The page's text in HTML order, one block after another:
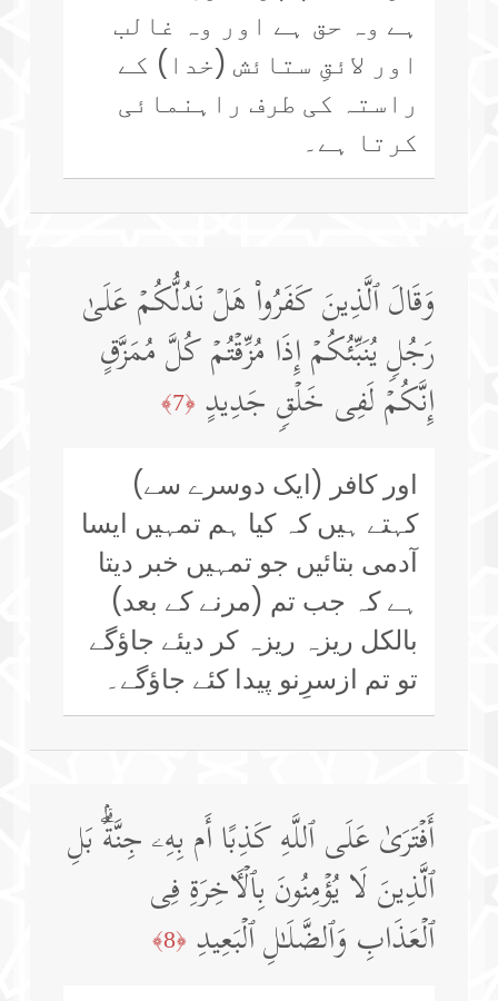
ہے وہ حق ہے اور وہ غالب
اور لائقِ ستائش (خدا) کے
راستہ کی طرف راہنمائی
کرتا ہے۔
وَقَالَ ٱلَّذِینَ كَفَرُوا۟ هَلۡ نَدُلُّكُمۡ عَلَىٰ
رَجُلࣲ یُنَبِّئُكُمۡ إِذَا مُزِّقۡتُمۡ كُلَّ مُمَزَّقٍ
إِنَّكُمۡ لَفِی خَلۡقࣲ جَدِیدٍ ﴿7﴾
اور کافر (ایک دوسرے سے)
کہتے ہیں کہ کیا ہم تمہیں ایسا
آدمی بتائیں جو تمہیں خبر دیتا
ہے کہ جب تم (مرنے کے بعد)
بالکل ریزہ ریزہ کر دیئے جاؤگے
تو تم ازسرِنو پیدا کئے جاؤگے۔
أَفۡتَرَىٰ عَلَى ٱللَّهِ كَذِبًا أَم بِهِۦ جِنَّةُۢۗ بَلِ
ٱلَّذِینَ لَا یُؤۡمِنُونَ بِٱلۡـَٔاخِرَةِ فِی
ٱلۡعَذَابِ وَٱلضَّلَـٰلِ ٱلۡبَعِیدِ ﴿8﴾